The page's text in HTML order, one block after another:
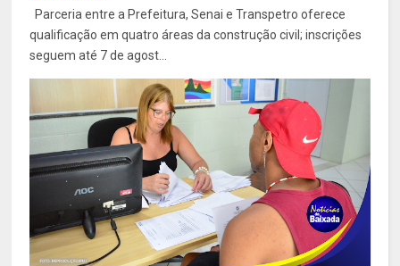
Parceria entre a Prefeitura, Senai e Transpetro oferece
qualificação em quatro áreas da construção civil; inscrições
seguem até 7 de agost...